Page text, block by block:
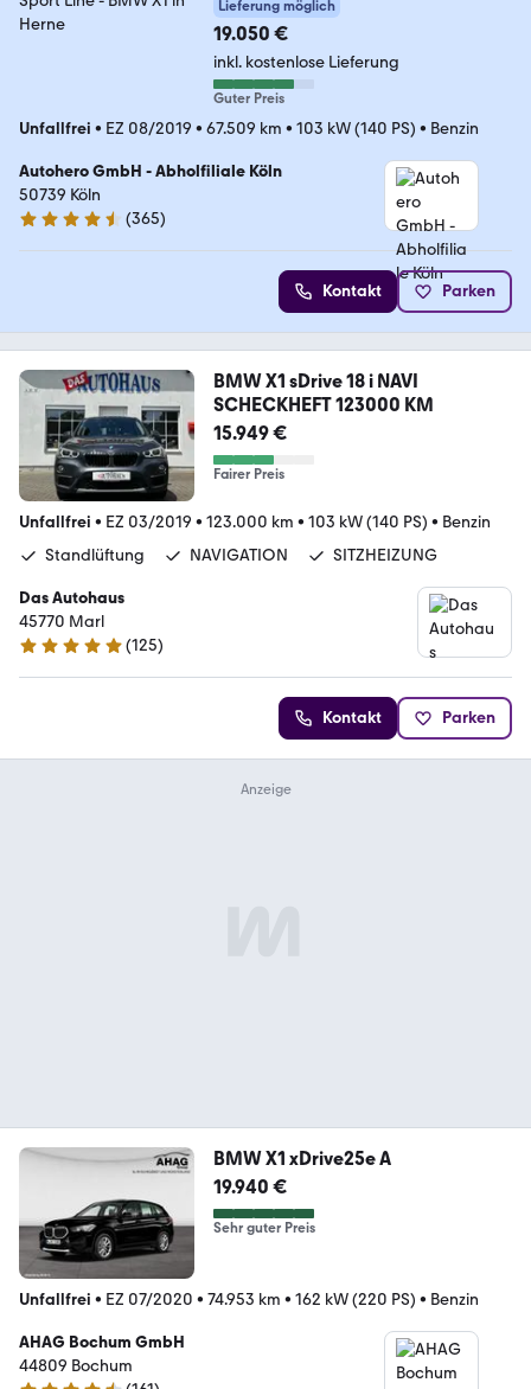
Lieferung möglich
19.050 €
inkl. kostenlose Lieferung
Guter Preis
Unfallfrei • EZ 08/2019 • 67.509 km • 103 kW (140 PS) • Benzin
Autohero GmbH - Abholfiliale Köln
50739 Köln
4.6 Sterne
(365)
Kontakt Parken
BMW X1 sDrive 18 i NAVI
SCHECKHEFT 123000 KM
15.949 €
Fairer Preis
Unfallfrei • EZ 03/2019 • 123.000 km • 103 kW (140 PS) • Benzin
Standlüftung
NAVIGATION SITZHEIZUNG
Das Autohaus
45770 Marl
4.9 Sterne
(125)
Kontakt Parken
BMW X1 xDrive25e A
19.940 €
Sehr guter Preis
Unfallfrei • EZ 07/2020 • 74.953 km • 162 kW (220 PS) • Benzin
AHAG Bochum GmbH
44809 Bochum